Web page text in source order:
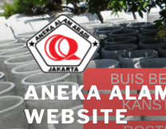
Skip
to
content
ANEKA
WEBSITE